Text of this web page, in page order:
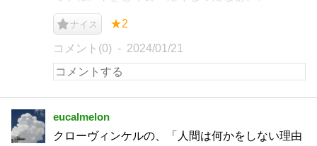
ナイス ★2
コメント(0) 2024/01/21
eucalmelon
クローヴィンケルの、「人間は何かをしない理由